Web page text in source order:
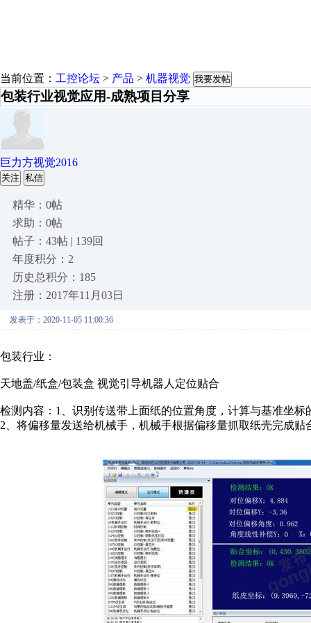
当前位置： 工控论坛 > 产品 > 机器视觉 我要发帖
包装行业视觉应用-成熟项目分享
巨力方视觉2016
关注 私信
精华：0帖
求助：0帖
帖子：43帖 | 139回
年度积分：2
历史总积分：185
注册：2017年11月03日
发表于：2020-11-05 11:00:36
包装行业：
天地盖/纸盒/包装盒 视觉引导机器人定位贴合
检测内容：1、识别传送带上面纸的位置角度，计算与基准坐标
2、将偏移量发送给机械手，机械手根据偏移量抓取纸壳完成贴